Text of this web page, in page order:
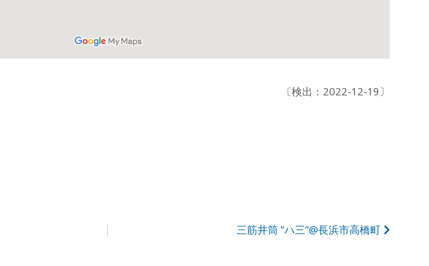
〔検出：2022-12-19〕
三筋井筒 ”ハ三”@長浜市高橋町